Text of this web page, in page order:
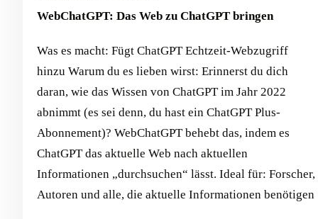
WebChatGPT: Das Web zu ChatGPT bringen
Was es macht: Fügt ChatGPT Echtzeit-Webzugriff
hinzu Warum du es lieben wirst: Erinnerst du dich
daran, wie das Wissen von ChatGPT im Jahr 2022
abnimmt (es sei denn, du hast ein ChatGPT Plus-
Abonnement)? WebChatGPT behebt das, indem es
ChatGPT das aktuelle Web nach aktuellen
Informationen „durchsuchen“ lässt. Ideal für: Forscher,
Autoren und alle, die aktuelle Informationen benötigen